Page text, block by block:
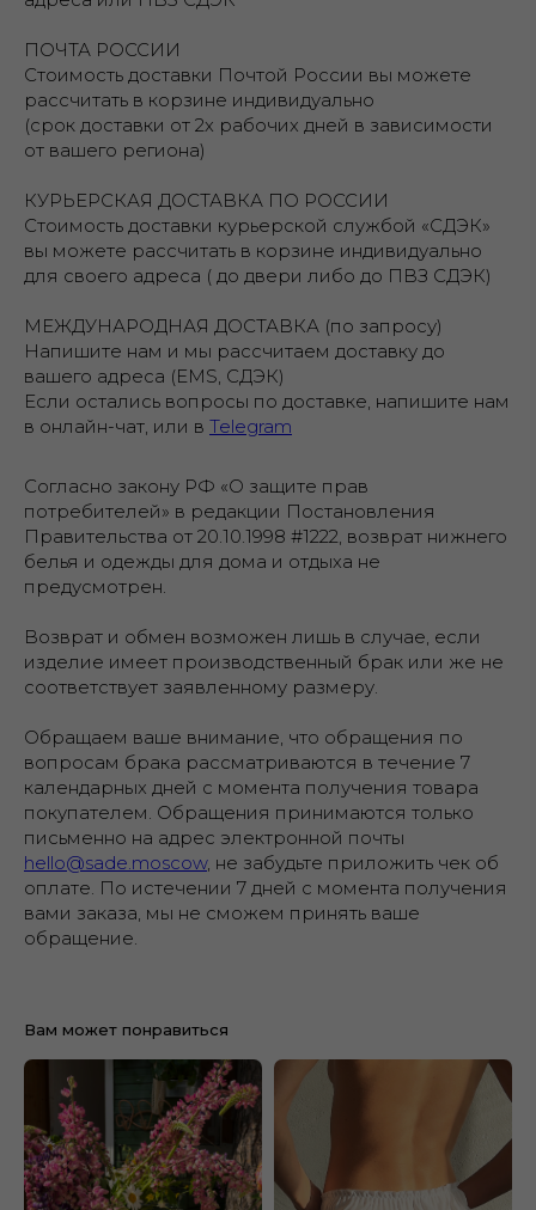
ПОЧТА РОССИИ
Стоимость доставки Почтой России вы можете
рассчитать в корзине индивидуально
(срок доставки от 2х рабочих дней в зависимости
от вашего региона)
КУРЬЕРСКАЯ ДОСТАВКА ПО РОССИИ
Стоимость доставки курьерской службой «СДЭК»
вы можете рассчитать в корзине индивидуально
для своего адреса ( до двери либо до ПВЗ СДЭК)
МЕЖДУНАРОДНАЯ ДОСТАВКА (по запросу)
Напишите нам и мы рассчитаем доставку до
вашего адреса (EMS, СДЭК)
Если остались вопросы по доставке, напишите нам
в онлайн-чат, или в Telegram
Согласно закону РФ «О защите прав
потребителей» в редакции Постановления
Правительства от 20.10.1998 #1222, возврат нижнего
белья и одежды для дома и отдыха не
предусмотрен.
Возврат и обмен возможен лишь в случае, если
изделие имеет производственный брак или же не
соответствует заявленному размеру.
Обращаем ваше внимание, что обращения по
вопросам брака рассматриваются в течение 7
календарных дней с момента получения товара
покупателем. Обращения принимаются только
письменно на адрес электронной почты
hello@sade.moscow, не забудьте приложить чек об
оплате. По истечении 7 дней с момента получения
вами заказа, мы не сможем принять ваше
обращение.
Вам может понравиться